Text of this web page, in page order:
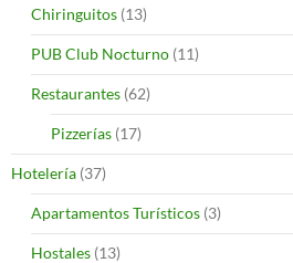
Chiringuitos (13)
PUB Club Nocturno (11)
Restaurantes (62)
Pizzerías (17)
Hotelería (37)
Apartamentos Turísticos (3)
Hostales (13)